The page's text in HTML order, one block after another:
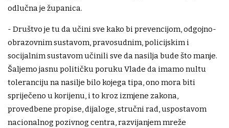
odlučna je županica.
- Društvo je tu da učini sve kako bi prevencijom, odgojno-
obrazovnim sustavom, pravosudnim, policijskim i
socijalnim sustavom učinili sve da nasilja bude što manje.
Šaljemo jasnu političku poruku Vlade da imamo nultu
toleranciju na nasilje bilo kojega tipa, ono mora biti
spriječeno u korijenu, i to kroz izmjene zakona,
provedbene propise, dijaloge, stručni rad, uspostavom
nacionalnog pozivnog centra, razvijanjem mreže